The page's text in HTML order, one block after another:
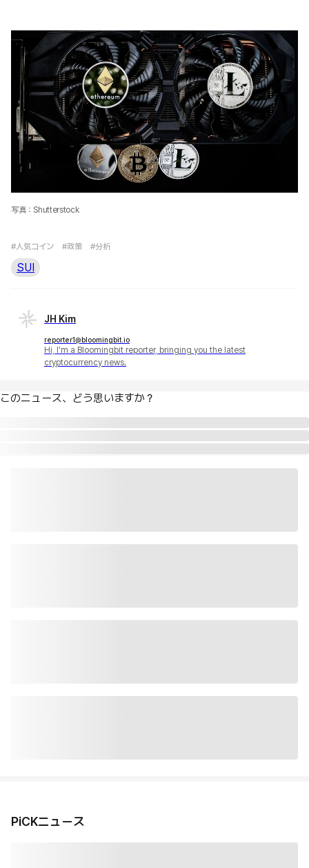
写真：Shutterstock
#人気コイン #政策 #分析
SUI
JH Kim
reporter1@bloomingbit.io
Hi, I'm a Bloomingbit reporter, bringing you the latest
cryptocurrency news.
このニュース、どう思いますか？
PiCKニュース